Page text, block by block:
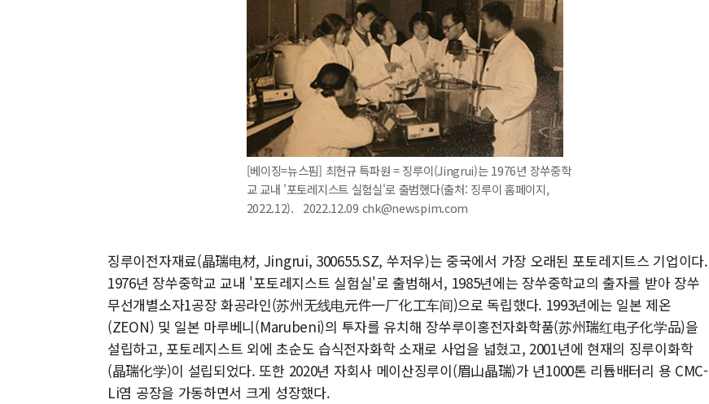
[베이징=뉴스핌] 최헌규 특파원 = 징루이(Jingrui)는 1976년 장쑤중학
교 교내 '포토레지스트 실험실'로 출범했다(출처: 징루이 홈페이지,
2022.12). 2022.12.09 chk@newspim.com
징루이전자재료(晶瑞电材, Jingrui, 300655.SZ, 쑤저우)는 중국에서 가장 오래된 포토레지트스 기업이다.
1976년 장쑤중학교 교내 '포토레지스트 실험실'로 출범해서, 1985년에는 장쑤중학교의 출자를 받아 장쑤
무선개별소자1공장 화공라인(苏州无线电元件一厂化工车间)으로 독립했다. 1993년에는 일본 제온
(ZEON) 및 일본 마루베니(Marubeni)의 투자를 유치해 장쑤루이홍전자화학품(苏州瑞红电子化学品)을
설립하고, 포토레지스트 외에 초순도 습식전자화학 소재로 사업을 넓혔고, 2001년에 현재의 징루이화학
(晶瑞化学)이 설립되었다. 또한 2020년 자회사 메이산징루이(眉山晶瑞)가 년1000톤 리튭배터리 용 CMC-
Li염 공장을 가동하면서 크게 성장했다.